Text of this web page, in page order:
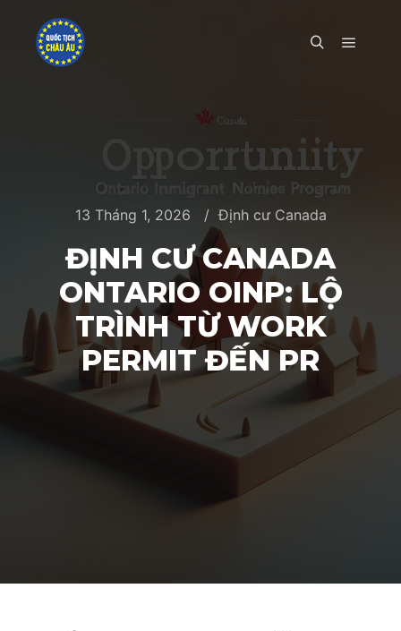
13 Tháng 1, 2026 Định cư Canada
ĐỊNH CƯ CANADA
ONTARIO OINP: LỘ
TRÌNH TỪ WORK
PERMIT ĐẾN PR